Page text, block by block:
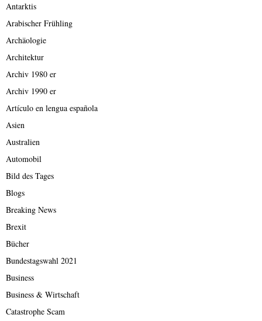
Antarktis
Arabischer Frühling
Archäologie
Architektur
Archiv 1980 er
Archiv 1990 er
Artículo en lengua española
Asien
Australien
Automobil
Bild des Tages
Blogs
Breaking News
Brexit
Bücher
Bundestagswahl 2021
Business
Business & Wirtschaft
Catastrophe Scam